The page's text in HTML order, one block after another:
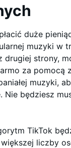
duże
muzyki w
drugiej strony,
za pomocą
muzyki,
Nie będziesz
TikTok
liczby